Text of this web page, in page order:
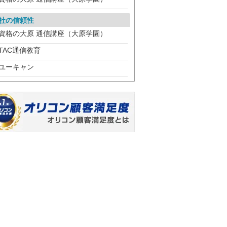
の信頼性
格の大原 通信講座（大原学園）
通信教育
ーキャン